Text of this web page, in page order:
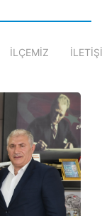
İLÇEMİZ